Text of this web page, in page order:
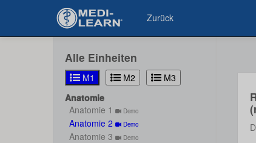
Zurück
Alle Einheiten
M1 M2
M3
Anatomie
Anatomie 1
Demo
Anatomie 2 Demo
Anatomie 3 Demo